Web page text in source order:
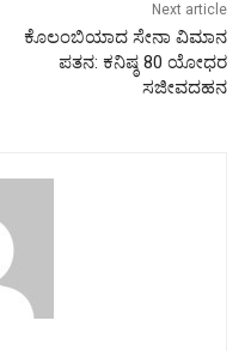
Next article
ಕೊಲಂಬಿಯಾದ ಸೇನಾ ವಿಮಾನ
ಪತನ: ಕನಿಷ್ಠ 80 ಯೋಧರ
ಸಜೀವದಹನ